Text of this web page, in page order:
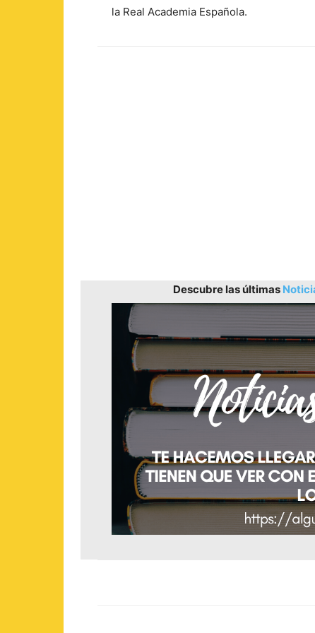
la Real Academia Española.
Descubre las últimas